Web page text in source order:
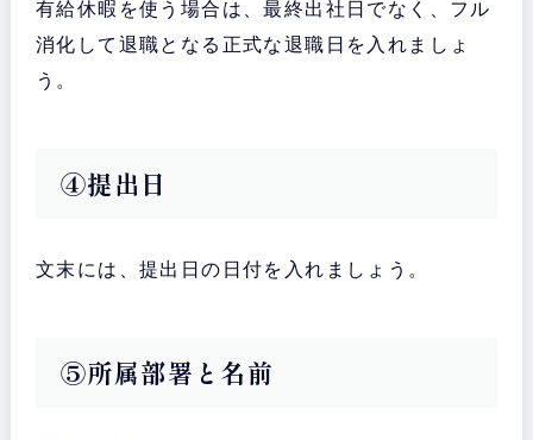
有給休暇を使う場合は、最終出社日でなく、フル
消化して退職となる正式な退職日を入れましょ
う。
④提出日
文末には、提出日の日付を入れましょう。
⑤所属部署と名前